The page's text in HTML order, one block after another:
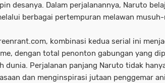
desanya. Dalam perjalanannya, Naruto
berbagai pertempuran melawan
kombinasi kedua serial ini
dengan total penonton gabungan yang
dunia. Perjalanan panjang Naruto tidak
dan menginspirasi jutaan penggemar